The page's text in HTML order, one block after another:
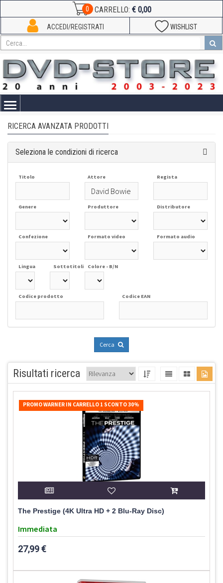
0 CARRELLO: € 0,00
WISHLIST
ACCEDI/REGISTRATI
Toggle
RICERCA AVANZATA PRODOTTI
Seleziona le condizioni di ricerca
Titolo Attore Regista
Genere Produttore Distributore
Confezione Formato video Formato audio
Lingua Sottotitoli Colore - B/N
Codice prodotto Codice EAN
Cerca
Risultati ricerca
PROMO WARNER IN CARRELLO 1 SCONTO 30%
The Prestige (4K Ultra HD + 2 Blu-Ray Disc)
Immediata
27,99 €